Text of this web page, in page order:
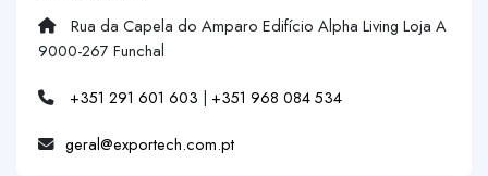
Rua da Capela do Amparo Edifício Alpha Living Loja A
9000-267 Funchal
+351 291 601 603 | +351 968 084 534
geral@exportech.com.pt